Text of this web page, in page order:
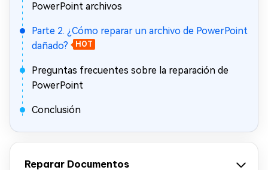
PowerPoint archivos
Parte 2. ¿Cómo reparar un archivo de PowerPoint
dañado?
HOT
Preguntas frecuentes sobre la reparación de
PowerPoint
Conclusión
Reparar Documentos